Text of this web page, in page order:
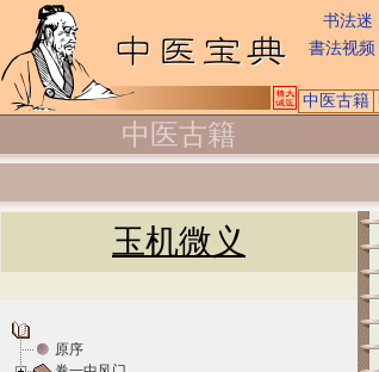
书法迷
書法视频
中医古籍
中医古籍
玉机微义
原序